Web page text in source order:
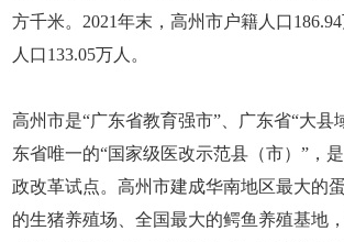
方千米。2021年末，高州市户籍人口
人口133.05万人。
高州市是“广东省教育强市”、广东省“大县
东省唯一的“国家级医改示范县（市）”，
政改革试点。高州市建成华南地区最大的
的生猪养殖场、全国最大的鳄鱼养殖基地